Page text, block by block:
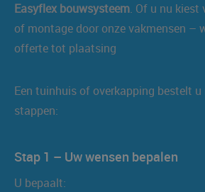
Easyflex bouwsysteem. Of u nu kiest
of montage door onze vakmensen –
offerte tot plaatsing
Een tuinhuis of overkapping bestelt u
stappen:
Stap 1 – Uw wensen bepalen
U bepaalt: